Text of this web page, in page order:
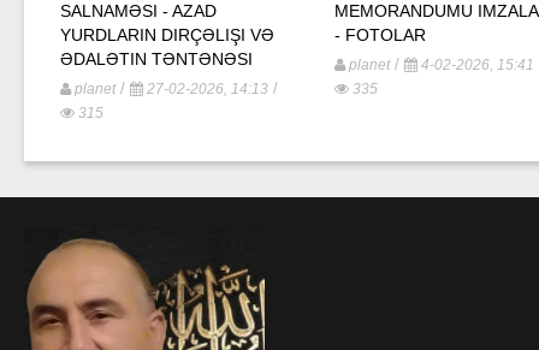
SALNAMƏSI - AZAD
YURDLARIN DIRÇƏLIŞI VƏ
ƏDALƏTIN TƏNTƏNƏSI
planet/ 27-02-2026, 14:13 /
315
MEMORANDUMU
- FOTOLAR
planet/ 4-02-2026, 15:41
335